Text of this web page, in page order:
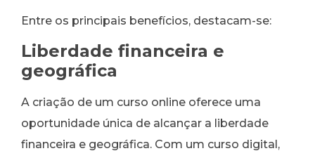
Entre os principais benefícios, destacam-se:
Liberdade financeira e
geográfica
A criação de um curso online oferece uma
oportunidade única de alcançar a liberdade
financeira e geográfica. Com um curso digital,